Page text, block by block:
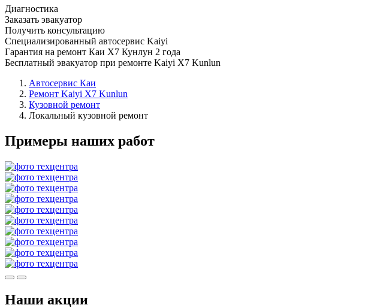
Диагностика
Заказать эвакуатор
Получить консультацию
Специализированный автосервис Kaiyi
Гарантия на ремонт Каи Х7 Кунлун 2 года
Бесплатный эвакуатор при ремонте Kaiyi X7 Kunlun
Автосервис Каи
Ремонт Kaiyi X7 Kunlun
Кузовной ремонт
Локальный кузовной ремонт
Примеры наших работ
Наши акции